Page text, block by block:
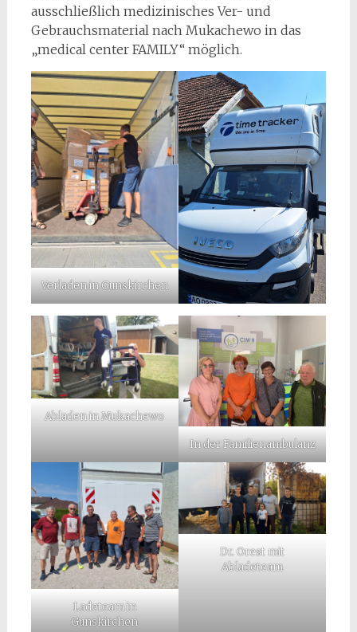
ausschließlich medizinisches Ver- und
Gebrauchsmaterial nach Mukachewo in das
„medical center FAMILY“ möglich.
Verladen in Gunskirchen
Abladen in Mukachewo
In der Familienambulanz
Ladeteam in
Gunskirchen
Dr. Orest mit
Abladeteam